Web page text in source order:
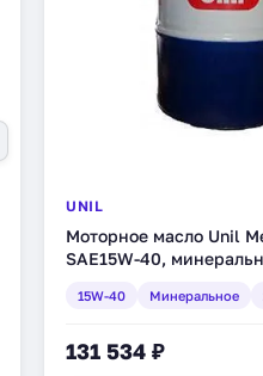
UNIL
Моторное масло Unil
SAE15W-40,
15W-40 Минеральное
131 534 ₽